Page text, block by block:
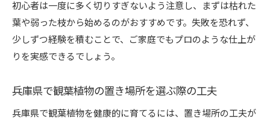
初心者は一度に多く切りすぎないよう注意し、まずは枯れた
葉や弱った枝から始めるのがおすすめです。失敗を恐れず、
少しずつ経験を積むことで、ご家庭でもプロのような仕上が
りを実感できるでしょう。
兵庫県で観葉植物の置き場所を選ぶ際の工夫
兵庫県で観葉植物を健康的に育てるには、置き場所の工夫が